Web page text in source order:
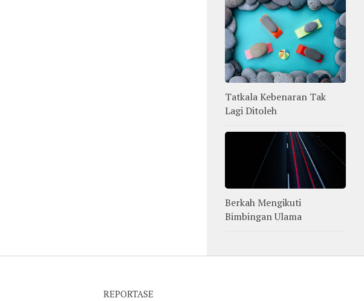
Tatkala Kebenaran Tak
Lagi Ditoleh
Berkah Mengikuti
Bimbingan Ulama
REPORTASE